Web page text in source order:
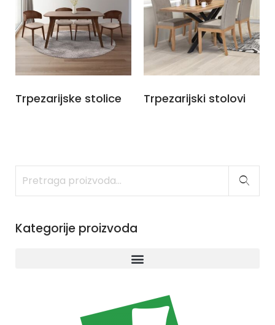
Trpezarijske stolice Trpezarijski stolovi
Kategorije proizvoda